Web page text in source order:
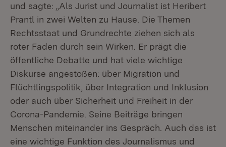
und sagte: „Als Jurist und Journalist ist Heribert
Prantl in zwei Welten zu Hause. Die Themen
Rechtsstaat und Grundrechte ziehen sich als
roter Faden durch sein Wirken. Er prägt die
öffentliche Debatte und hat viele wichtige
Diskurse angestoßen: über Migration und
Flüchtlingspolitik, über Integration und Inklusion
oder auch über Sicherheit und Freiheit in der
Corona-Pandemie. Seine Beiträge bringen
Menschen miteinander ins Gespräch. Auch das ist
eine wichtige Funktion des Journalismus und